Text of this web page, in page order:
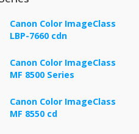
Canon Color ImageClass
LBP-7660 cdn
Canon Color ImageClass
MF 8500 Series
Canon Color ImageClass
MF 8550 cd